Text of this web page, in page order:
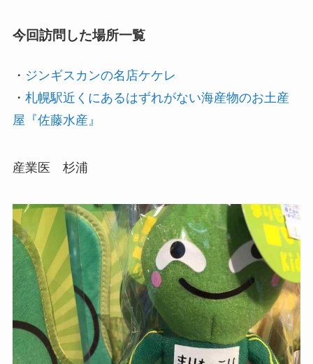
今回訪問した場所一覧
・ ジンギスカンの名店ケケレ
・ 札幌駅近くにあるはずれがない海産物のお土産
屋『佐藤水産』
産業医 杉浦